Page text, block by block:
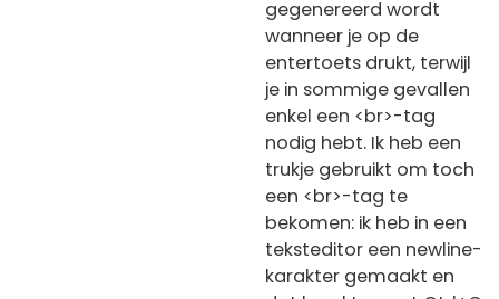
gegenereerd wordt
wanneer je op de
entertoets drukt, terwijl
je in sommige gevallen
enkel een <br>-tag
nodig hebt. Ik heb een
trukje gebruikt om toch
een <br>-tag te
bekomen: ik heb in een
teksteditor een newline-
karakter gemaakt en